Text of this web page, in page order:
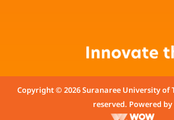
Copyright © 2026 Suranaree University of
reserved. Powered by